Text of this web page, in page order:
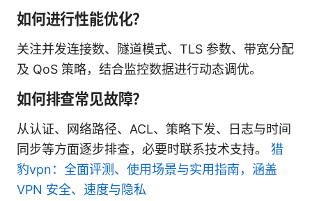
如何进行性能优化？
关注并发连接数、隧道模式、TLS 参数、带宽分配
及 QoS 策略，结合监控数据进行动态调优。
如何排查常见故障？
从认证、网络路径、ACL、策略下发、日志与时间
同步等方面逐步排查，必要时联系技术支持。 猎
豹vpn：全面评测、使用场景与实用指南，涵盖
VPN 安全、速度与隐私